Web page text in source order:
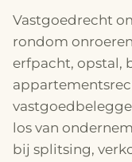
Vastgoedrecht
rondom
erfpacht, opstal,
los van
bij splitsing,